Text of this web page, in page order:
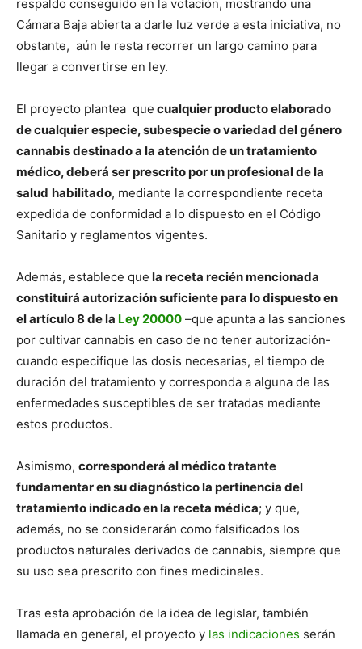
respaldo conseguido en la votación, mostrando una
Cámara Baja abierta a darle luz verde a esta iniciativa, no
obstante, aún le resta recorrer un largo camino para
llegar a convertirse en ley.
El proyecto plantea que cualquier producto elaborado
de cualquier especie, subespecie o variedad del género
cannabis destinado a la atención de un tratamiento
médico, deberá ser prescrito por un profesional de la
salud habilitado, mediante la correspondiente receta
expedida de conformidad a lo dispuesto en el Código
Sanitario y reglamentos vigentes.
Además, establece que la receta recién mencionada
constituirá autorización suficiente para lo dispuesto en
el artículo 8 de la Ley 20000 –que apunta a las sanciones
por cultivar cannabis en caso de no tener autorización-
cuando especifique las dosis necesarias, el tiempo de
duración del tratamiento y corresponda a alguna de las
enfermedades susceptibles de ser tratadas mediante
estos productos.
Asimismo, corresponderá al médico tratante
fundamentar en su diagnóstico la pertinencia del
tratamiento indicado en la receta médica; y que,
además, no se considerarán como falsificados los
productos naturales derivados de cannabis, siempre que
su uso sea prescrito con fines medicinales.
Tras esta aprobación de la idea de legislar, también
llamada en general, el proyecto y las indicaciones serán